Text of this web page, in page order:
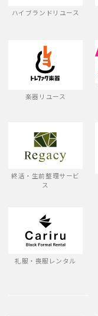
ハイブランドリユース
楽器リユース
終活・生前整理サービ
ス
礼服・喪服レンタル